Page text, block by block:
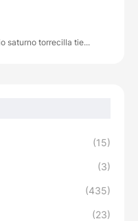
saturno torrecilla tie...
(15)
(3)
(435)
(23)